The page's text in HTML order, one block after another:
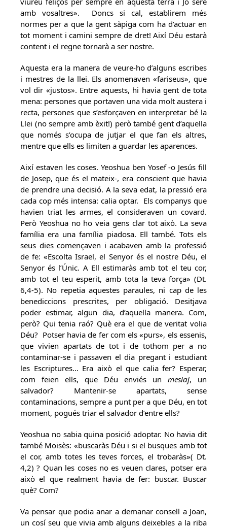
amb vosaltres». Doncs si cal, establirem més
normes per a que la gent sàpiga com ha d’actuar en
tot moment i camini sempre de dret! Així Déu estarà
content i el regne tornarà a ser nostre.
Aquesta era la manera de veure-ho d’alguns escribes
i mestres de la llei. Els anomenaven «fariseus», que
vol dir «justos». Entre aquests, hi havia gent de tota
mena: persones que portaven una vida molt austera i
recta, persones que s’esforçaven en interpretar bé la
Llei (no sempre amb èxit!) però també gent d’aquella
que només s’ocupa de jutjar el que fan els altres,
mentre que ells es limiten a guardar les aparences.
Així estaven les coses. Yeoshua ben Yosef -o Jesús fill
de Josep, que és el mateix-, era conscient que havia
de prendre una decisió. A la seva edat, la pressió era
cada cop més intensa: calia optar. Els companys que
havien triat les armes, el consideraven un covard.
Però Yeoshua no ho veia gens clar tot això. La seva
família era una família piadosa. Ell també. Tots els
seus dies començaven i acabaven amb la professió
de fe: «Escolta Israel, el Senyor és el nostre Déu, el
Senyor és l’Únic. A Ell estimaràs amb tot el teu cor,
amb tot el teu esperit, amb tota la teva força» (Dt.
6,4-5). No repetia aquestes paraules, ni cap de les
benediccions prescrites, per obligació. Desitjava
poder estimar, algun dia, d’aquella manera. Com,
però? Qui tenia raó? Què era el que de veritat volia
Déu? Potser havia de fer com els «purs», els essenis,
que vivien apartats de tot i de tothom per a no
contaminar-se i passaven el dia pregant i estudiant
les Escriptures… Era això el que calia fer? Esperar,
com feien ells, que Déu enviés un mesiaj, un
salvador? Mantenir-se apartats, sense
contaminacions, sempre a punt per a que Déu, en tot
moment, pogués triar el salvador d’entre ells?
Yeoshua no sabia quina posició adoptar. No havia dit
també Moisès: «buscaràs Déu i si el busques amb tot
el cor, amb totes les teves forces, el trobaràs»( Dt.
4,2) ? Quan les coses no es veuen clares, potser era
això el que realment havia de fer: buscar. Buscar
què? Com?
Va pensar que podia anar a demanar consell a Joan,
un cosí seu que vivia amb alguns deixebles a la riba